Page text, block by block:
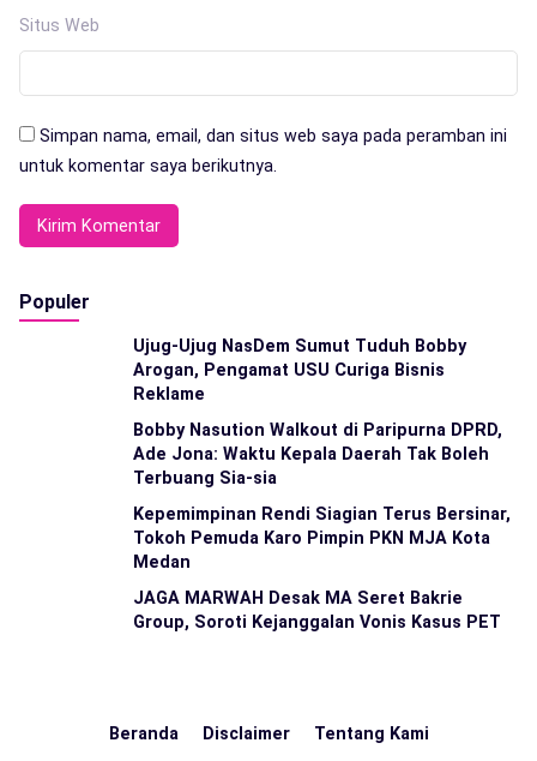
Situs Web
Simpan nama, email, dan situs web saya pada peramban ini
untuk komentar saya berikutnya.
Populer
Ujug-Ujug NasDem Sumut Tuduh Bobby
Arogan, Pengamat USU Curiga Bisnis
Reklame
Bobby Nasution Walkout di Paripurna DPRD,
Ade Jona: Waktu Kepala Daerah Tak Boleh
Terbuang Sia-sia
Kepemimpinan Rendi Siagian Terus Bersinar,
Tokoh Pemuda Karo Pimpin PKN MJA Kota
Medan
JAGA MARWAH Desak MA Seret Bakrie
Group, Soroti Kejanggalan Vonis Kasus PET
Beranda Disclaimer Tentang Kami